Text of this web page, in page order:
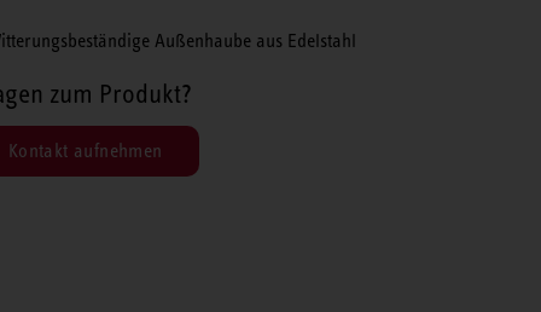
Außenhaube aus Edelstahl
zum Produkt?
Kontakt aufnehmen